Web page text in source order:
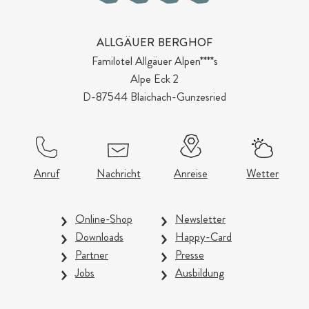
ALLGÄUER BERGHOF
Familotel Allgäuer Alpen****s
Alpe Eck 2
D-87544 Blaichach-Gunzesried
Anruf Nachricht Anreise Wetter
Online-Shop
Newsletter
Downloads
Happy-Card
Partner
Presse
Jobs
Ausbildung